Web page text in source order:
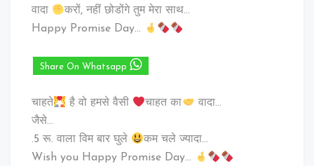
वादा
करों, नहीं छोडोंगे तुम मेरा साथ…
Happy Promise Day…
Share On Whatsapp
चाहते है वो हमसे वैसी चाहत का
वादा…
जैसे…
.5 रू. वाला विम बार घुले
कम चले ज्यादा…
Wish you Happy Promise Day…